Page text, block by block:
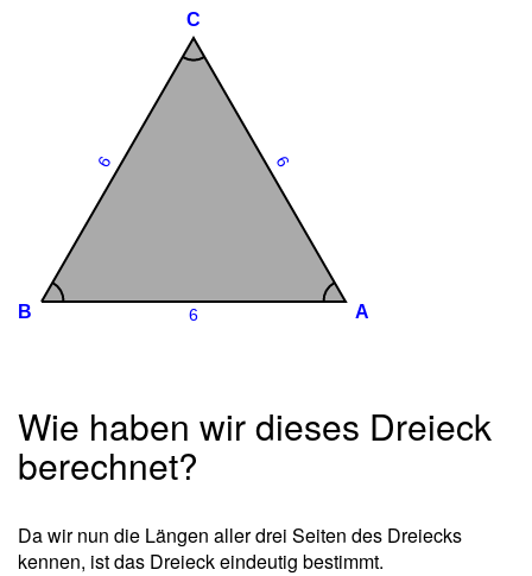
Wie haben wir dieses Dreieck
berechnet?
Da wir nun die Längen aller drei Seiten des Dreiecks
kennen, ist das Dreieck eindeutig bestimmt.